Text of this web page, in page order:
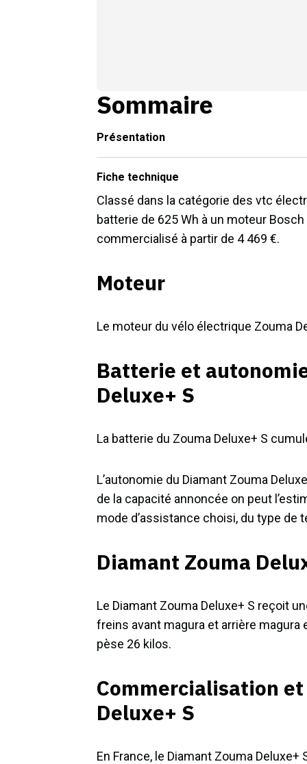
Sommaire
Présentation
Fiche technique
Classé dans la catégorie des vtc
batterie de 625 Wh à un moteur
commercialisé à partir de 4 469 €.
Moteur
Le moteur du vélo électrique Zouma
Batterie et
Deluxe+ S
La batterie du Zouma Deluxe+ S
L’autonomie du Diamant Zouma
de la capacité annoncée on peut
mode d’assistance choisi, du type de
Diamant Zouma
Le Diamant Zouma Deluxe+ S reçoit
freins avant magura et arrière magura
pèse 26 kilos.
Commercialisation
Deluxe+ S
En France, le Diamant Zouma